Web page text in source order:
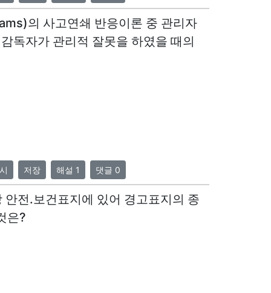
의 사고연쇄 반응이론 중 관리자
독자가 관리적 잘못을 하였을 때의
저장 해설 1 댓글 0
안전.보건표지에 있어 경고표지의 종
은?